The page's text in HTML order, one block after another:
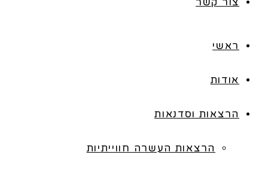
ראשי
אודות
הרצאות וסדנאות
הרצאות העשרה חווייתיות